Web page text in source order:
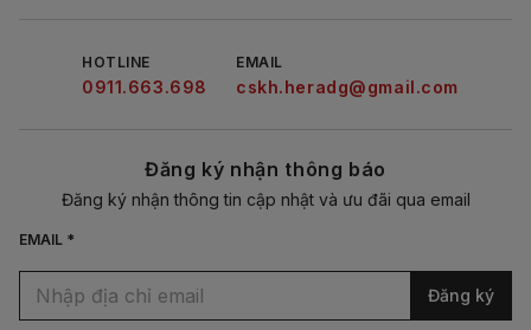
HOTLINE
0911.663.698
EMAIL
cskh.heradg@gmail.com
Đăng ký nhận thông báo
Đăng ký nhận thông tin cập nhật và ưu đãi qua email
EMAIL *
Đăng ký